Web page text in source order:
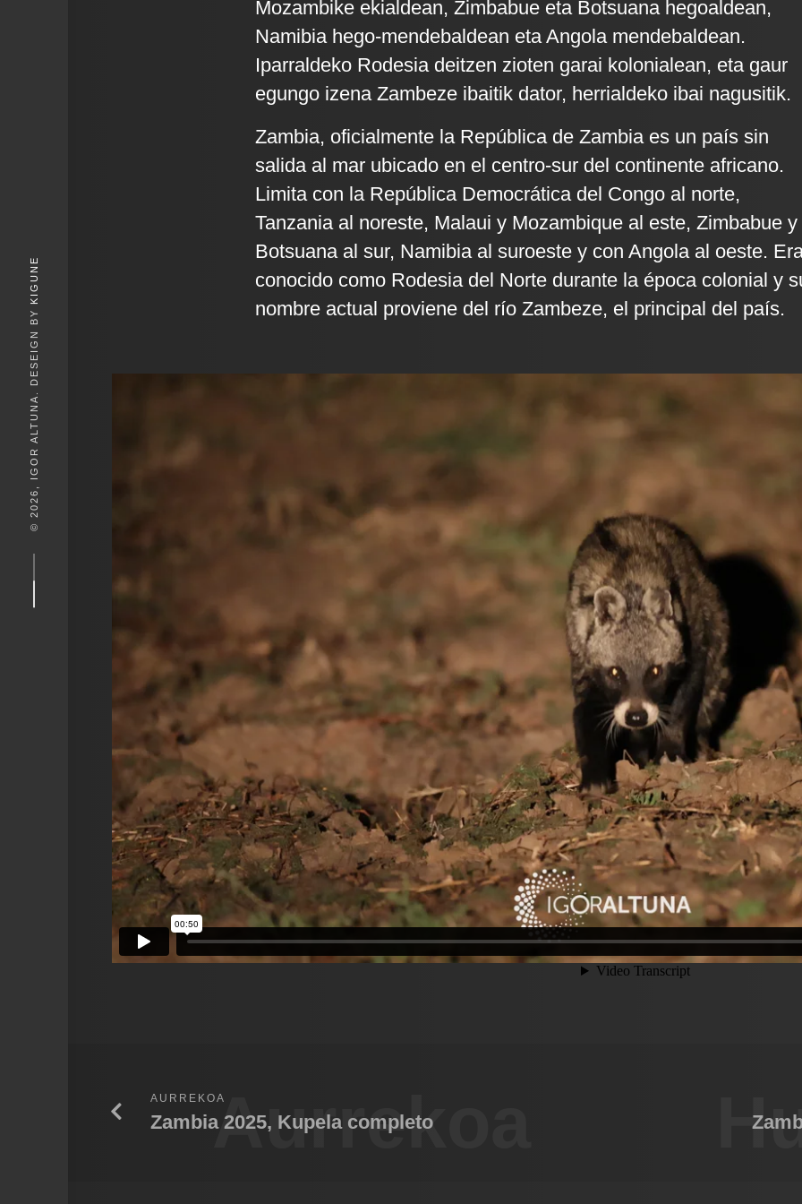
© 2026, IGOR ALTUNA. DESEIGN BY
KIGUNE
Mozambike ekialdean, Zimbabue eta Botsuana hegoaldean,
Namibia hego-mendebaldean eta Angola mendebaldean.
Iparraldeko Rodesia deitzen zioten garai kolonialean, eta gaur
egungo izena Zambeze ibaitik dator, herrialdeko ibai nagusitik.
Zambia, oficialmente la República de Zambia es un país sin
salida al mar ubicado en el centro-sur del continente africano.
Limita con la República Democrática del Congo al norte,
Tanzania al noreste, Malaui y Mozambique al este, Zimbabue y
Botsuana al sur, Namibia al suroeste y con Angola al oeste.
conocido como Rodesia del Norte durante la época colonial y
nombre actual proviene del río Zambeze, el principal del país.
Aurrekoa
AURREKOA
Zambia 2025, Kupela completo